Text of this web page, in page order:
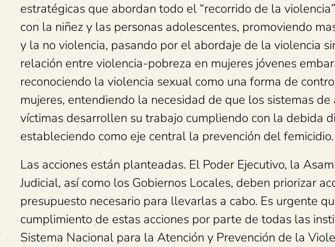
estratégicas que abordan todo el “recorrido de la
con la niñez y las personas adolescentes, promoviendo
y la no violencia, pasando por el abordaje de la violencia
relación entre violencia-pobreza en mujeres jóvenes
reconociendo la violencia sexual como una forma de
mujeres, entendiendo la necesidad de que los sistemas
víctimas desarrollen su trabajo cumpliendo con la debida
estableciendo como eje central la prevención del femicidio.
Las acciones están planteadas. El Poder Ejecutivo, la
Judicial, así como los Gobiernos Locales, deben priorizar
presupuesto necesario para llevarlas a cabo. Es urgente
cumplimiento de estas acciones por parte de todas las
Sistema Nacional para la Atención y Prevención de la